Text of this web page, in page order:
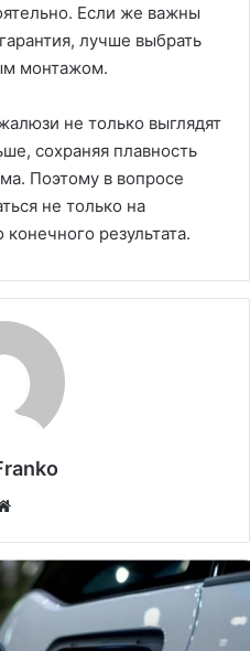
Если же важны
лучше выбрать
монтажом.
не только выглядят
сохраняя плавность
Поэтому в вопросе
не только на
результата.